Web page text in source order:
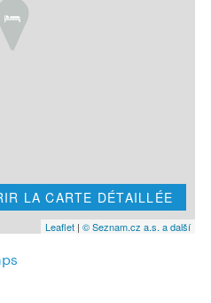
LA CARTE DÉTAILLÉE
Leaflet | © Seznam.cz a.s. a další